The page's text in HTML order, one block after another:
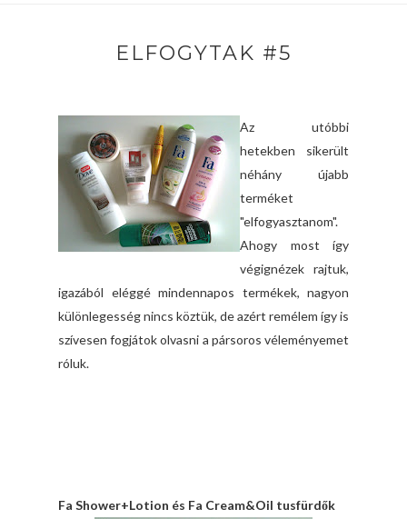
ELFOGYTAK #5
Az utóbbi
hetekben sikerült
néhány újabb
terméket
"elfogyasztanom".
Ahogy most így
végignézek rajtuk,
igazából eléggé mindennapos termékek, nagyon
különlegesség nincs köztük, de azért remélem így is
szívesen fogjátok olvasni a pársoros véleményemet
róluk.
Fa Shower+Lotion és Fa Cream&Oil tusfürdők